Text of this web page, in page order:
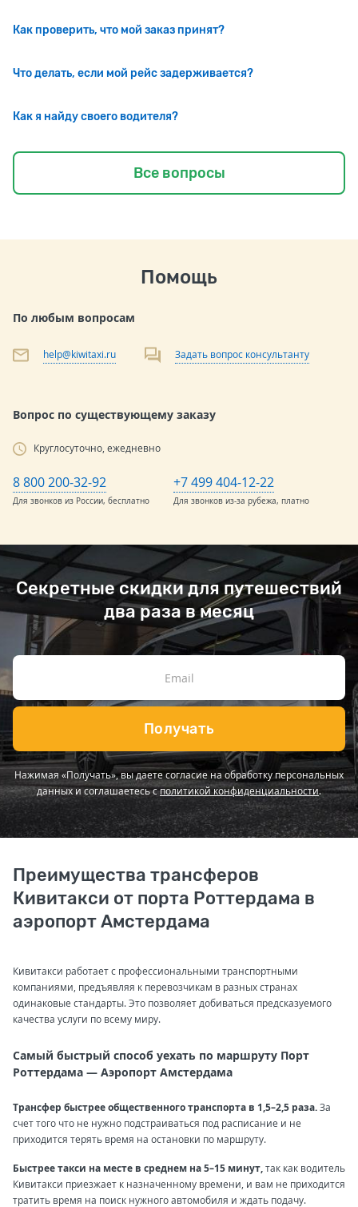
Как проверить, что мой заказ принят?
Что делать, если мой рейс задерживается?
Как я найду своего водителя?
Все вопросы
Помощь
По любым вопросам
help@kiwitaxi.ru Задать вопрос консультанту
Вопрос по существующему заказу
Круглосуточно, ежедневно
8 800 200-32-92
Для звонков из России, бесплатно
+7 499 404-12-22
Для звонков из-за рубежа, платно
Секретные скидки для путешествий
два раза в месяц
Получать
Нажимая «Получать», вы даете согласие на обработку персональных
данных и соглашаетесь сполитикой конфиденциальности.
Преимущества трансферов
Кивитакси от порта Роттердама в
аэропорт Амстердама
Кивитакси работает с профессиональными транспортными
компаниями, предъявляя к перевозчикам в разных странах
одинаковые стандарты. Это позволяет добиваться предсказуемого
качества услуги по всему миру.
Самый быстрый способ уехать по маршруту Порт
Роттердама — Аэропорт Амстердама
Трансфер быстрее общественного транспорта в 1,5–2,5 раза.За
счет того что не нужно подстраиваться под расписание и не
приходится терять время на остановки по маршруту.
Быстрее такси на месте в среднем на 5–15 минут,так как водитель
Кивитакси приезжает к назначенному времени, и вам не приходится
тратить время на поиск нужного автомобиля и ждать подачу.